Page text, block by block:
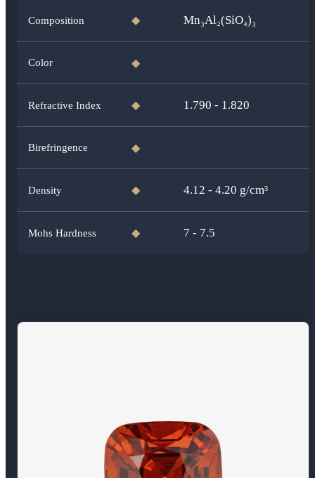
Composition ◆ Mn₃Al₂(SiO₄)₃
Color ◆
Refractive Index ◆ 1.790 - 1.820
Birefringence ◆
Density ◆ 4.12 - 4.20 g/cm³
Mohs Hardness ◆ 7 - 7.5